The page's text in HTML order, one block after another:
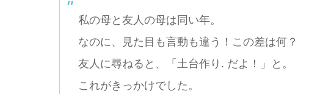
私の母と友人の母は同い年。
なのに、見た目も言動も違う！この差は何？
友人に尋ねると、「土台作り. だよ！」と。
これがきっかけでした。